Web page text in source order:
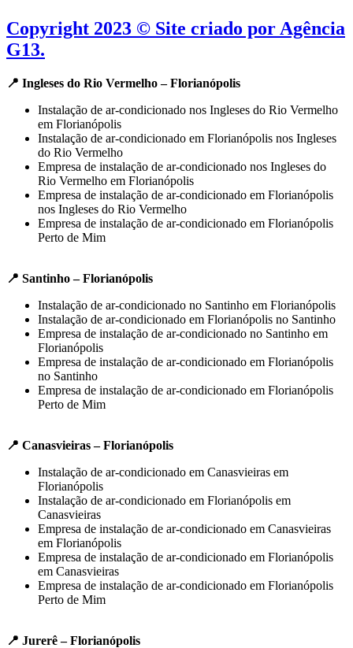
Copyright 2023 © Site criado por Agência
G13.
📍 Ingleses do Rio Vermelho – Florianópolis
Instalação de ar-condicionado nos Ingleses do Rio Vermelho
em Florianópolis
Instalação de ar-condicionado em Florianópolis nos Ingleses
do Rio Vermelho
Empresa de instalação de ar-condicionado nos Ingleses do
Rio Vermelho em Florianópolis
Empresa de instalação de ar-condicionado em Florianópolis
nos Ingleses do Rio Vermelho
Empresa de instalação de ar-condicionado em Florianópolis
Perto de Mim
📍 Santinho – Florianópolis
Instalação de ar-condicionado no Santinho em Florianópolis
Instalação de ar-condicionado em Florianópolis no Santinho
Empresa de instalação de ar-condicionado no Santinho em
Florianópolis
Empresa de instalação de ar-condicionado em Florianópolis
no Santinho
Empresa de instalação de ar-condicionado em Florianópolis
Perto de Mim
📍 Canasvieiras – Florianópolis
Instalação de ar-condicionado em Canasvieiras em
Florianópolis
Instalação de ar-condicionado em Florianópolis em
Canasvieiras
Empresa de instalação de ar-condicionado em Canasvieiras
em Florianópolis
Empresa de instalação de ar-condicionado em Florianópolis
em Canasvieiras
Empresa de instalação de ar-condicionado em Florianópolis
Perto de Mim
📍 Jurerê – Florianópolis